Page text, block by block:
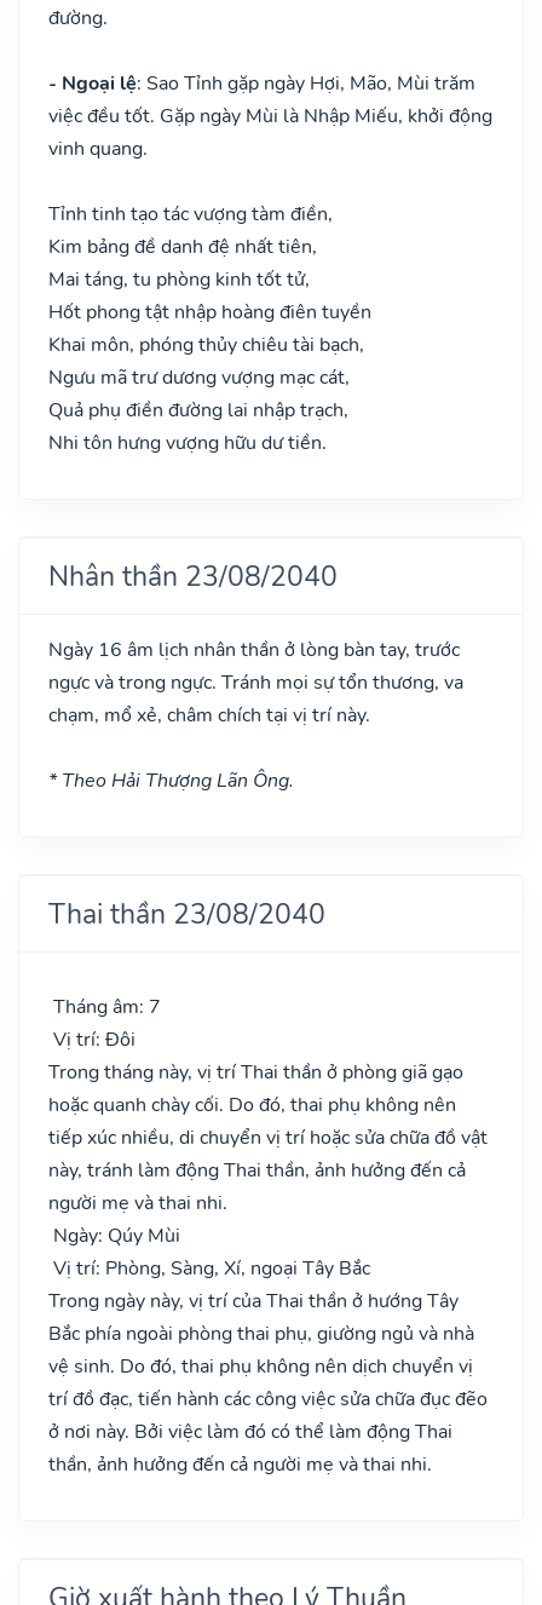
đường.
- Ngoại lệ: Sao Tỉnh gặp ngày Hợi, Mão, Mùi trăm
việc đều tốt. Gặp ngày Mùi là Nhập Miếu, khởi động
vinh quang.
Tỉnh tinh tạo tác vượng tàm điền,
Kim bảng đề danh đệ nhất tiên,
Mai táng, tu phòng kinh tốt tử,
Hốt phong tật nhập hoàng điên tuyền
Khai môn, phóng thủy chiêu tài bạch,
Ngưu mã trư dương vượng mạc cát,
Quả phụ điền đường lai nhập trạch,
Nhi tôn hưng vượng hữu dư tiền.
Nhân thần 23/08/2040
Ngày 16 âm lịch nhân thần ở lòng bàn tay, trước
ngực và trong ngực. Tránh mọi sự tổn thương, va
chạm, mổ xẻ, châm chích tại vị trí này.
* Theo Hải Thượng Lãn Ông.
Thai thần 23/08/2040
Tháng âm: 7
Vị trí: Đôi
Trong tháng này, vị trí Thai thần ở phòng giã gạo
hoặc quanh chày cối. Do đó, thai phụ không nên
tiếp xúc nhiều, di chuyển vị trí hoặc sửa chữa đồ vật
này, tránh làm động Thai thần, ảnh hưởng đến cả
người mẹ và thai nhi.
Ngày: Qúy Mùi
Vị trí: Phòng, Sàng, Xí, ngoại Tây Bắc
Trong ngày này, vị trí của Thai thần ở hướng Tây
Bắc phía ngoài phòng thai phụ, giường ngủ và nhà
vệ sinh. Do đó, thai phụ không nên dịch chuyển vị
trí đồ đạc, tiến hành các công việc sửa chữa đục đẽo
ở nơi này. Bởi việc làm đó có thể làm động Thai
thần, ảnh hưởng đến cả người mẹ và thai nhi.